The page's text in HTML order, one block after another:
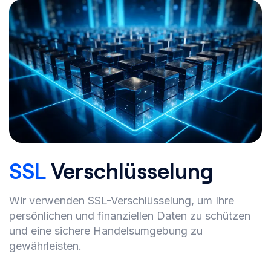
SSLVerschlüsselung
Wir verwenden SSL-Verschlüsselung, um Ihre
persönlichen und finanziellen Daten zu schützen
und eine sichere Handelsumgebung zu
gewährleisten.